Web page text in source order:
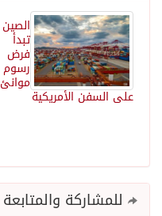
الصين
تبدأ
فرض
رسوم
موانئ
على السفن الأمريكية
للمشاركة والمتابعة